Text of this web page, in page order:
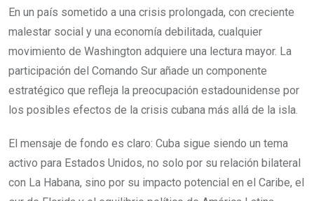
En un país sometido a una crisis prolongada, con creciente
malestar social y una economía debilitada, cualquier
movimiento de Washington adquiere una lectura mayor. La
participación del Comando Sur añade un componente
estratégico que refleja la preocupación estadounidense por
los posibles efectos de la crisis cubana más allá de la isla.
El mensaje de fondo es claro: Cuba sigue siendo un tema
activo para Estados Unidos, no solo por su relación bilateral
con La Habana, sino por su impacto potencial en el Caribe, el